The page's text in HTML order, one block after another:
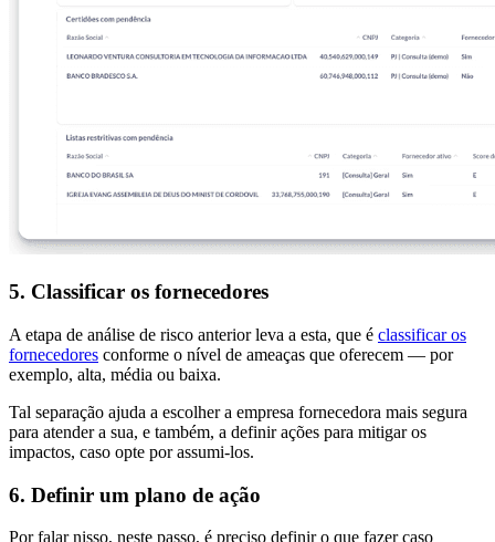
5. Classificar os fornecedores
A etapa de análise de risco anterior leva a esta, que é classificar os
fornecedores conforme o nível de ameaças que oferecem — por
exemplo, alta, média ou baixa.
Tal separação ajuda a escolher a empresa fornecedora mais segura
para atender a sua, e também, a definir ações para mitigar os
impactos, caso opte por assumi-los.
6. Definir um plano de ação
Por falar nisso, neste passo, é preciso definir o que fazer caso